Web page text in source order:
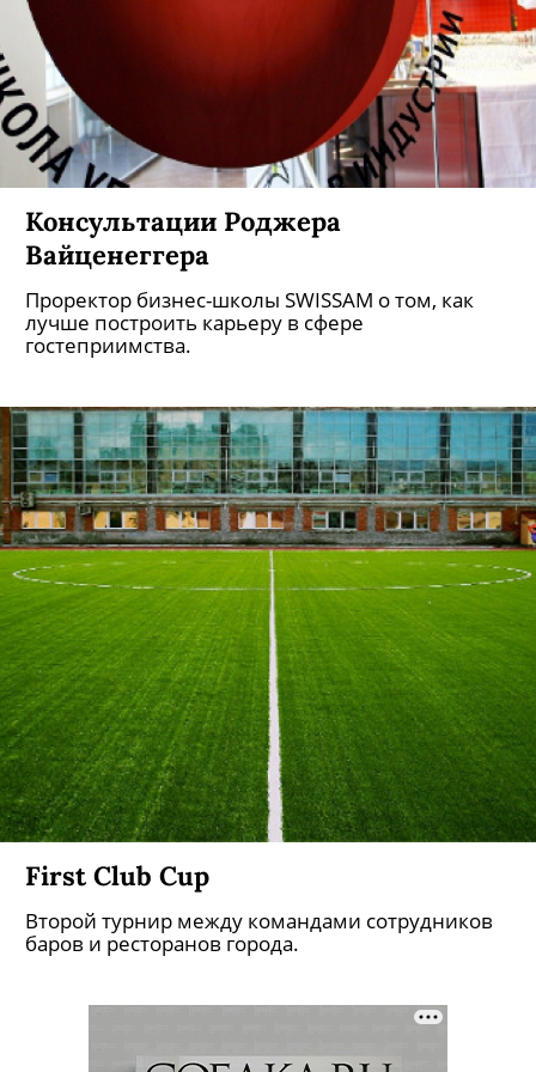
Консультации Роджера
Вайценеггера
Проректор бизнес-школы SWISSAM о том, как
лучше построить карьеру в сфере
гостеприимства.
First Club Cup
Второй турнир между командами сотрудников
баров и ресторанов города.